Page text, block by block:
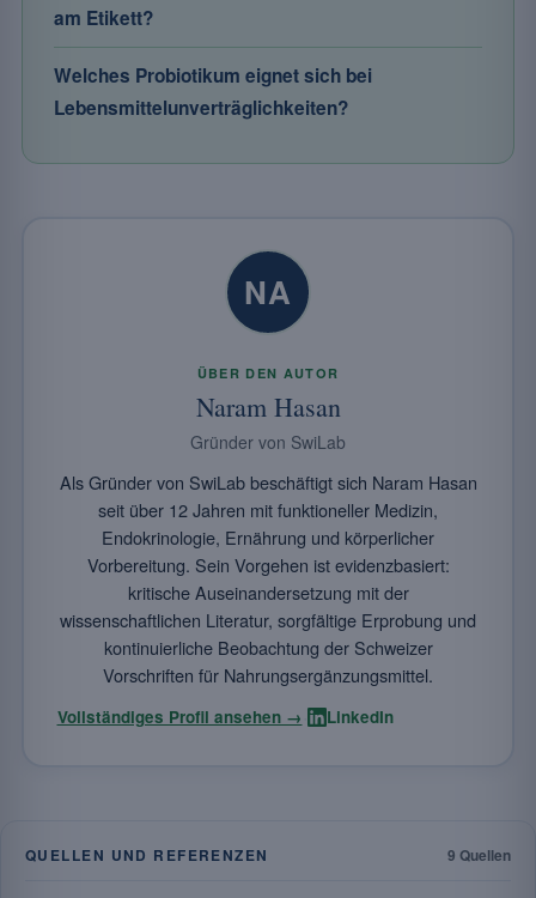
am Etikett?
Welches Probiotikum eignet sich bei
Lebensmittelunverträglichkeiten?
NA
ÜBER DEN AUTOR
Naram Hasan
Gründer von SwiLab
Als Gründer von SwiLab beschäftigt sich Naram Hasan
seit über 12 Jahren mit funktioneller Medizin,
Endokrinologie, Ernährung und körperlicher
Vorbereitung. Sein Vorgehen ist evidenzbasiert:
kritische Auseinandersetzung mit der
wissenschaftlichen Literatur, sorgfältige Erprobung und
kontinuierliche Beobachtung der Schweizer
Vorschriften für Nahrungsergänzungsmittel.
Vollständiges Profil ansehen → LinkedIn
QUELLEN UND REFERENZEN 9 Quellen